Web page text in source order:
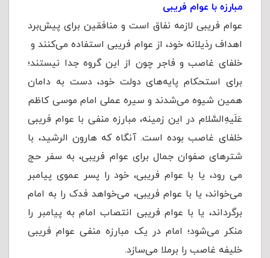
مبارزه با عوام فریبی
عوام فریبی لازمه نفاق است و منافقین برای پیش‌برد
اهداف رذیلانه خود، از عوام فریبی استفاده می‌کنند و
خلفای غاصب و فاجر چون از این گروه جدا نیستند؛
برای استحکام پایه‌های دولت خود، دست به دامان
همین شیوه می‌شدند و سیره عملی امام موسی کاظم
عَلَیهِ‌السَّلام در این زمینه، مبارزه منفی با عوام فریبی
خلفای غاصب بوده است. آنگاه که هارون الرشید، با
شترهای صفوان جمال برای عوام فریبی، به سفر حج
می رود، یا با عوام فریبی، خود را پسر عموی پيامبر
می‌خواند، یا با عوام فریبی، می‌خواهد فدک را به امام
برگرداند، یا با عوام فریبی انتصاب امام به پیامبر را
منکر می‌شود؛ امام در یک مبارزه منفی عوام فریبی
خلیفه غاصب را برملا می‌سازد.